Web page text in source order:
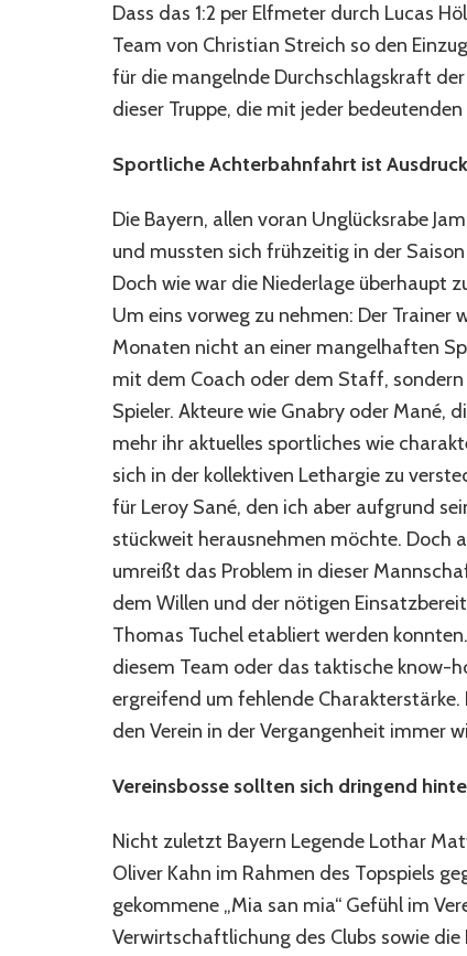
Dass das 1:2 per Elfmeter durch Lucas
Team von Christian Streich so den
für die mangelnde Durchschlagskraft
dieser Truppe, die mit jeder
Sportliche Achterbahnfahrt ist
Die Bayern, allen voran Unglücksrabe
und mussten sich frühzeitig in der
Doch wie war die Niederlage überhaupt
Um eins vorweg zu nehmen: Der Trainer
Monaten nicht an einer mangelhaften
mit dem Coach oder dem Staff,
Spieler. Akteure wie Gnabry oder Mané,
mehr ihr aktuelles sportliches wie
sich in der kollektiven Lethargie zu
für Leroy Sané, den ich aber aufgrund
stückweit herausnehmen möchte. Doch
umreißt das Problem in dieser
dem Willen und der nötigen
Thomas Tuchel etabliert werden
diesem Team oder das taktische know-
ergreifend um fehlende
den Verein in der Vergangenheit immer
Vereinsbosse sollten sich dringend
Nicht zuletzt Bayern Legende Lothar
Oliver Kahn im Rahmen des Topspiels
gekommene „Mia san mia“ Gefühl im
Verwirtschaftlichung des Clubs sowie